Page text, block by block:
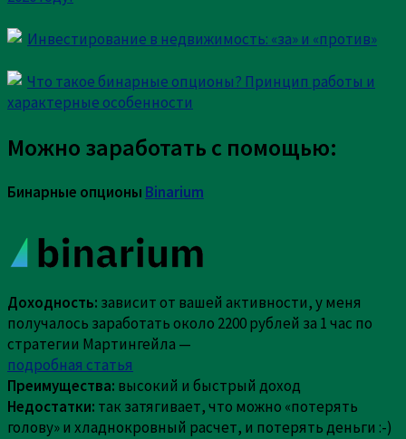
Current ye@r*
Инвестирование в недвижимость: «за» и «против»
Что такое бинарные опционы? Принцип работы и
характерные особенности
Можно заработать с помощью:
Бинарные опционы Binarium
Доходность: зависит от вашей активности, у меня
получалось заработать около 2200 рублей за 1 час по
стратегии Мартингейла —
подробная статья
Преимущества: высокий и быстрый доход
Недостатки: так затягивает, что можно «потерять
голову» и хладнокровный расчет, и потерять деньги :-)